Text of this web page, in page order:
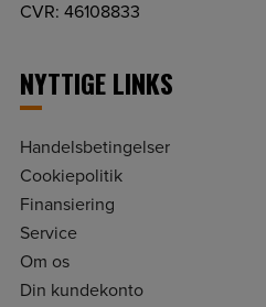
CVR: 46108833
NYTTIGE LINKS
Handelsbetingelser
Cookiepolitik
Finansiering
Service
Om os
Din kundekonto